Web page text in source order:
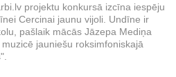
projektu konkursā izcīna iespēju
Cercinai jaunu vijoli. Undīne ir
pašlaik mācās Jāzepa Mediņa
jauniešu roksimfoniskajā